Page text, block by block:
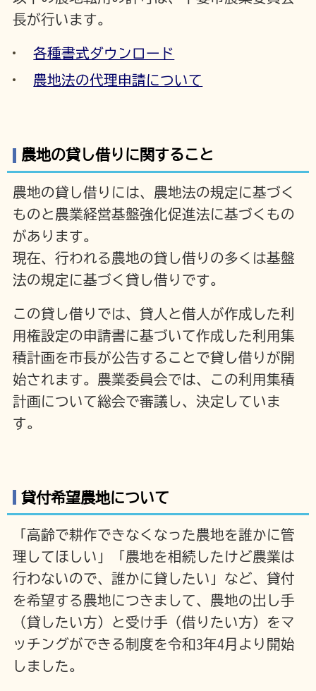
長が行います。
各種書式ダウンロード
農地法の代理申請について
農地の貸し借りに関すること
農地の貸し借りには、農地法の規定に基づく
ものと農業経営基盤強化促進法に基づくもの
があります。
現在、行われる農地の貸し借りの多くは基盤
法の規定に基づく貸し借りです。
この貸し借りでは、貸人と借人が作成した利
用権設定の申請書に基づいて作成した利用集
積計画を市長が公告することで貸し借りが開
始されます。農業委員会では、この利用集積
計画について総会で審議し、決定していま
す。
貸付希望農地について
「高齢で耕作できなくなった農地を誰かに管
理してほしい」「農地を相続したけど農業は
行わないので、誰かに貸したい」など、貸付
を希望する農地につきまして、農地の出し手
（貸したい方）と受け手（借りたい方）をマ
ッチングができる制度を令和3年4月より開始
しました。